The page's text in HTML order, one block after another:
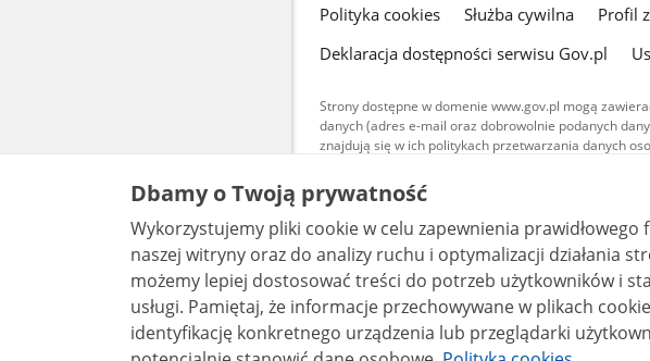
gov.pl
Polityka cookies Służba cywilna Profil
Deklaracja dostępności serwisu Gov.pl
Strony dostępne w domenie www.gov.pl mogą
danych (adres e-mail oraz dobrowolnie podanych
znajdują się w ich politykach przetwarzania danych
Treści tekstowe publikowane w serwisie
udostępniane na licencji typu Creative
warunkach 4.0 (CC BY-SA 4.0).
są udostępniane na licencji typu
bez utworów zależnych 4.0 (CC BY-NC-
Dbamy o Twoją prywatność
Wykorzystujemy pliki cookie w celu zapewnienia prawidłowego
naszej witryny oraz do analizy ruchu i optymalizacji działania strony.
możemy lepiej dostosować treści do potrzeb użytkowników i
usługi. Pamiętaj, że informacje przechowywane w plikach cookie mogą pozwalać na
identyfikację konkretnego urządzenia lub przeglądarki